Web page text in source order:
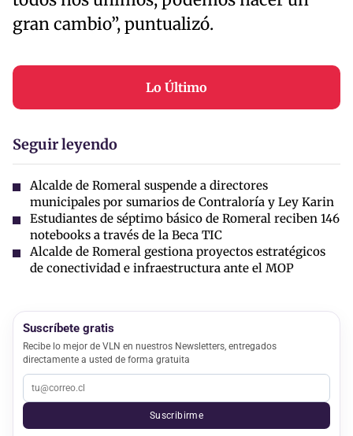
gran cambio”, puntualizó.
Lo Último
Seguir leyendo
Alcalde de Romeral suspende a directores
municipales por sumarios de Contraloría y Ley Karin
Estudiantes de séptimo básico de Romeral reciben 146
notebooks a través de la Beca TIC
Alcalde de Romeral gestiona proyectos estratégicos
de conectividad e infraestructura ante el MOP
Suscríbete gratis
Recibe lo mejor de VLN en nuestros Newsletters, entregados
directamente a usted de forma gratuita
Suscribirme